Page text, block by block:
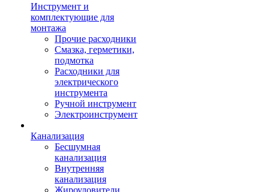
Инструмент и
комплектующие для
монтажа
Прочие расходники
Смазка, герметики,
подмотка
Расходники для
электрического
инструмента
Ручной инструмент
Электроинструмент
Канализация
Бесшумная
канализация
Внутренняя
канализация
Жироуловители